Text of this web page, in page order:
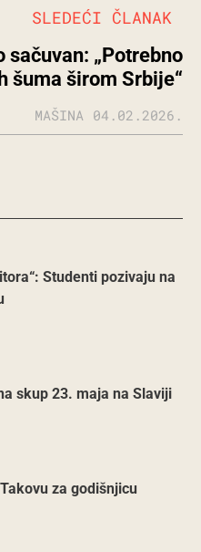
„Potrebno
šuma širom Srbije“
SLEDEĆI ČLANAK
MAŠINA 04.02.2026.
Studenti pozivaju na
skup 23. maja na Slaviji
za godišnjicu